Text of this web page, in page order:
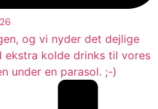
og vi nyder det dejlige
ekstra kolde drinks til vores
under en parasol. ;-)